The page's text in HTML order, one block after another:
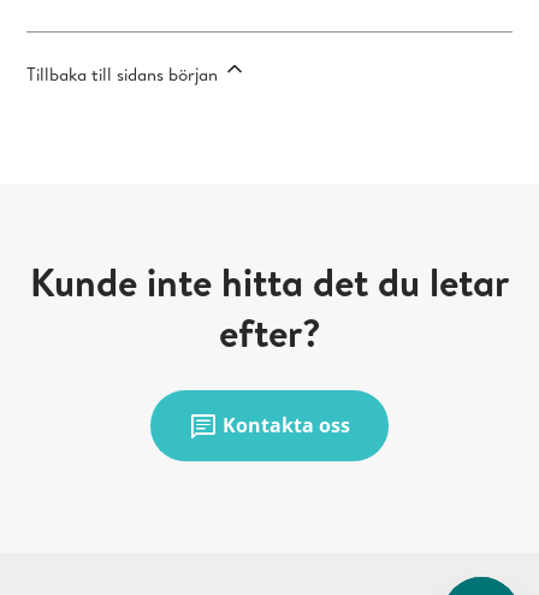
Tillbaka till sidans början
Kunde inte hitta det du letar
efter?
chat Kontakta oss